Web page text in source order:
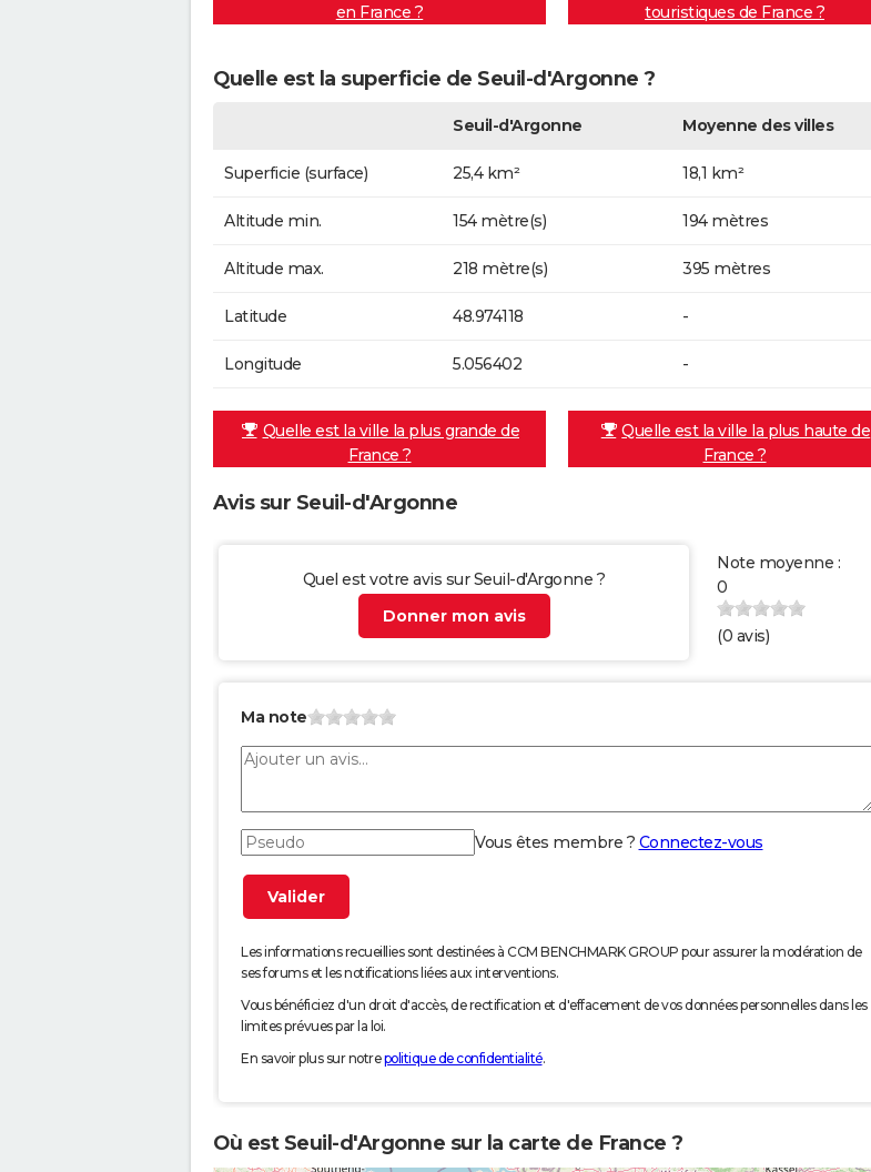
en France ?
touristiques de France ?
Quelle est la superficie de Seuil-d'Argonne ?
Seuil-d'Argonne Moyenne des villes
Superficie (surface) 25,4 km² 18,1 km²
Altitude min. 154 mètre(s) 194 mètres
Altitude max. 218 mètre(s) 395 mètres
Latitude 48.974118 -
Longitude 5.056402 -
Quelle est la ville la plus grande de
France ?
Quelle est la ville la plus haute de
France ?
Avis sur Seuil-d'Argonne
Quel est votre avis sur Seuil-d'Argonne ?
Donner mon avis
Note moyenne :
0
(0 avis)
Ma note
Vous êtes membre ? Connectez-vous
Les informations recueillies sont destinées à CCM BENCHMARK GROUP pour assurer la modération de
ses forums et les notifications liées aux interventions.
Vous bénéficiez d'un droit d'accès, de rectification et d'effacement de vos données personnelles dans les
limites prévues par la loi.
En savoir plus sur notrepolitique de confidentialité.
Où est Seuil-d'Argonne sur la carte de France ?